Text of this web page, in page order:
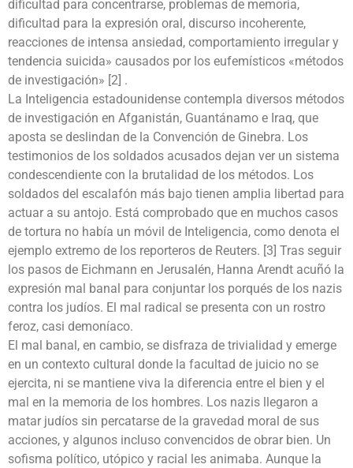
dificultad para concentrarse, problemas de memoria,
dificultad para la expresión oral, discurso incoherente,
reacciones de intensa ansiedad, comportamiento irregular y
tendencia suicida» causados por los eufemísticos «métodos
de investigación» [2] .
La Inteligencia estadounidense contempla diversos métodos
de investigación en Afganistán, Guantánamo e Iraq, que
aposta se deslindan de la Convención de Ginebra. Los
testimonios de los soldados acusados dejan ver un sistema
condescendiente con la brutalidad de los métodos. Los
soldados del escalafón más bajo tienen amplia libertad para
actuar a su antojo. Está comprobado que en muchos casos
de tortura no había un móvil de Inteligencia, como denota el
ejemplo extremo de los reporteros de Reuters. [3] Tras seguir
los pasos de Eichmann en Jerusalén, Hanna Arendt acuñó la
expresión mal banal para conjuntar los porqués de los nazis
contra los judíos. El mal radical se presenta con un rostro
feroz, casi demoníaco.
El mal banal, en cambio, se disfraza de trivialidad y emerge
en un contexto cultural donde la facultad de juicio no se
ejercita, ni se mantiene viva la diferencia entre el bien y el
mal en la memoria de los hombres. Los nazis llegaron a
matar judíos sin percatarse de la gravedad moral de sus
acciones, y algunos incluso convencidos de obrar bien. Un
sofisma político, utópico y racial les animaba. Aunque la